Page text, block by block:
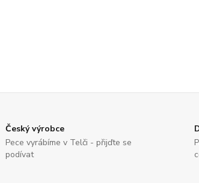
Český výrobce
Pece vyrábíme v Telči - přijďte se
podívat